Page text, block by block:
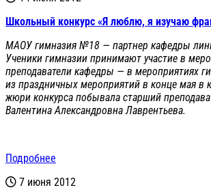
Школьный конкурс «Я люблю, я изучаю
МАОУ гимназия №18 — партнер кафедры
Ученики гимназии принимают участие в
преподаватели кафедры — в мероприятиях
из праздничных мероприятий в конце мая в
жюри конкурса побывала старший
Валентина Александровна Лаврентьева.
Подробнее
7 июня 2012